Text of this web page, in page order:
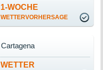
1-WOCHE
WETTERVORHERSAGE
WETTER
Cartagena